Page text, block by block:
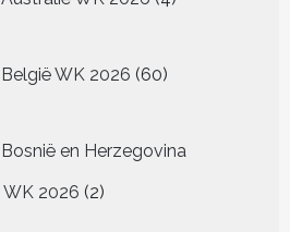
producten
België WK 2026 60
producten
Bosnië en Herzegovina
WK 2026 22